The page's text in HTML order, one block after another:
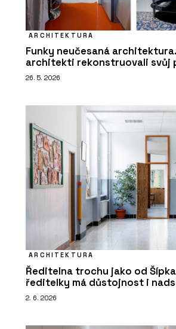
ARCHITEKTURA
Funky neučesaná
architekti rekonstruovali svůj
26. 5. 2026
ARCHITEKTURA
Ředitelna trochu jako od
ředitelky má důstojnost i
2. 6. 2026